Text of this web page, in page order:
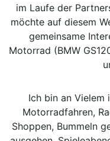
im Laufe der
möchte auf diesem
gemeinsame
Motorrad (BMW
Ich bin an Vielem
Motorradfahren,
Shoppen, Bummeln